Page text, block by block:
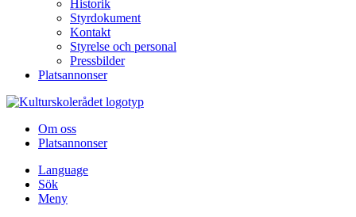
Historik
Styrdokument
Kontakt
Styrelse och personal
Pressbilder
Platsannonser
Hoppa till innehållet
Om oss
Platsannonser
Language
Sök
Meny